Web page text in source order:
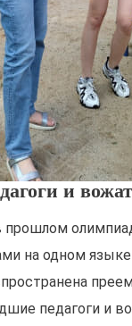
и
прошлом
на одном
педагоги и